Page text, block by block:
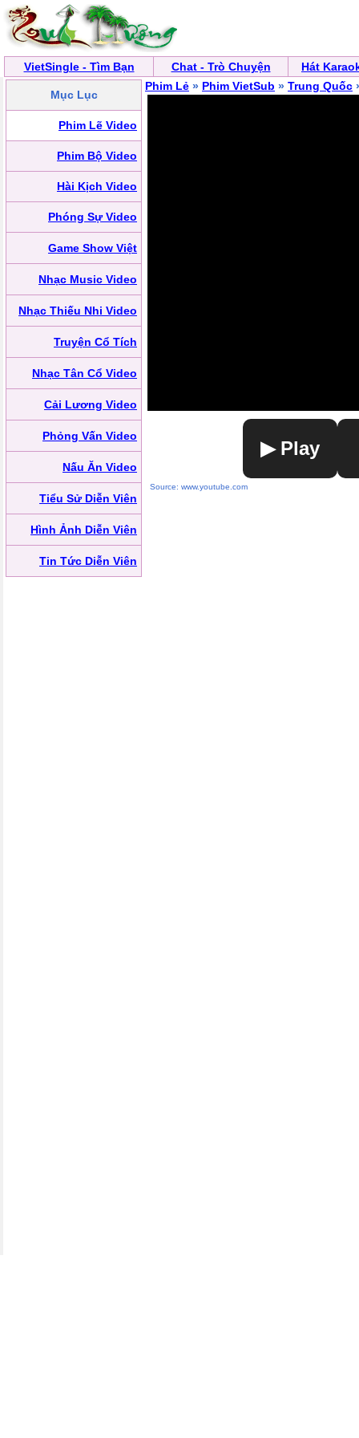
VietSingle - Tìm Bạn Chat - Trò Chuyện Hát
Mục Lục
Phim Lẽ Video
Phim Bộ Video
Hài Kịch Video
Phóng Sự Video
Game Show Việt
Nhạc Music Video
Nhạc Thiếu Nhi Video
Truyện Cổ Tích
Nhạc Tân Cổ Video
Cải Lương Video
Phỏng Vấn Video
Nấu Ăn Video
Tiểu Sử Diễn Viên
Hình Ảnh Diễn Viên
Tin Tức Diễn Viên
Phim Lẻ » Phim VietSub » Trung Quốc
▶ Play
Source: www.youtube.com